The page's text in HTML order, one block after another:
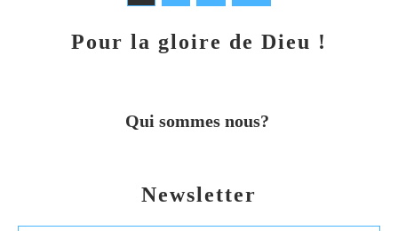
Newsletter
Pour la gloire de Dieu !
Qui sommes nous?